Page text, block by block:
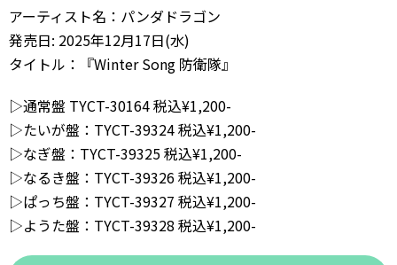
アーティスト名：パンダドラゴン
発売日: 2025年12月17日(水)
タイトル：『Winter Song 防衛隊』
▷通常盤 TYCT-30164 税込¥1,200-
▷たいが盤：TYCT-39324 税込¥1,200-
▷なぎ盤：TYCT-39325 税込¥1,200-
▷なるき盤：TYCT-39326 税込¥1,200-
▷ぱっち盤：TYCT-39327 税込¥1,200-
▷ようた盤：TYCT-39328 税込¥1,200-